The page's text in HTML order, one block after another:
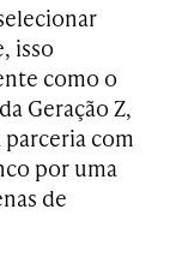
isso
como o
Geração Z,
com
por uma
de